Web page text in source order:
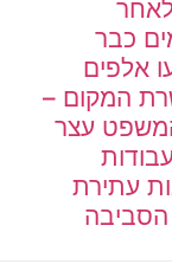
כבר
אלפים
המקום –
עצר
עתירת
הסביבה